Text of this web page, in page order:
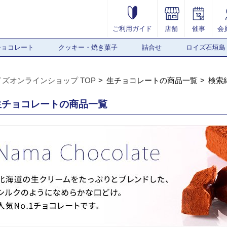
ご利用ガイド 店舗 催事 会
コレート クッキー・焼き菓子 詰合せ ロイズ石垣島
ズオンラインショップ TOP 生チョコレートの商品一覧 検索
ョコレートの商品一覧